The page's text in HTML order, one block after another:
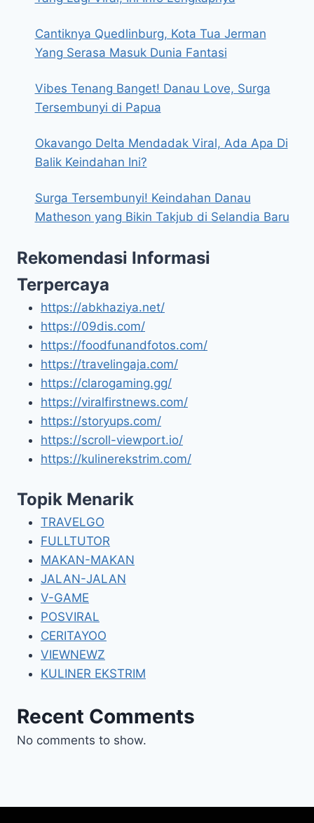
Cantiknya Quedlinburg, Kota Tua Jerman
Yang Serasa Masuk Dunia Fantasi
Vibes Tenang Banget! Danau Love, Surga
Tersembunyi di Papua
Okavango Delta Mendadak Viral, Ada Apa Di
Balik Keindahan Ini?
Surga Tersembunyi! Keindahan Danau
Matheson yang Bikin Takjub di Selandia Baru
Rekomendasi Informasi
Terpercaya
https://abkhaziya.net/
https://09dis.com/
https://foodfunandfotos.com/
https://travelingaja.com/
https://clarogaming.gg/
https://viralfirstnews.com/
https://storyups.com/
https://scroll-viewport.io/
https://kulinerekstrim.com/
Topik Menarik
TRAVELGO
FULLTUTOR
MAKAN-MAKAN
JALAN-JALAN
V-GAME
POSVIRAL
CERITAYOO
VIEWNEWZ
KULINER EKSTRIM
Recent Comments
No comments to show.